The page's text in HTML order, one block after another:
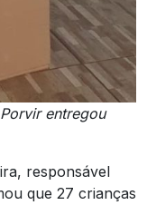
entregou
responsável
que 27 crianças